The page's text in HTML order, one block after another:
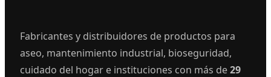
Fabricantes y distribuidores de productos para
aseo, mantenimiento industrial, bioseguridad,
cuidado del hogar e instituciones con más de29